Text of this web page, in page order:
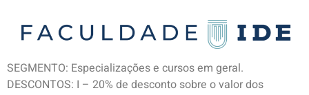
SEGMENTO: Especializações e cursos em geral.
DESCONTOS: I – 20% de desconto sobre o valor dos